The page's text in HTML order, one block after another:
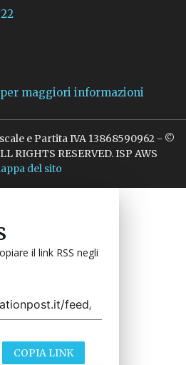
maggiori informazioni
e Partita IVA 13868590962 - ©
RIGHTS RESERVED. ISP AWS
del sito
il link RSS negli
COPIA LINK